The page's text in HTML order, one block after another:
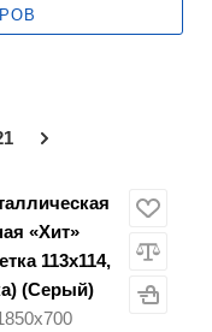
«Хит»
113х114,
(Серый)